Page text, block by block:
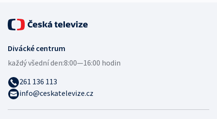
Divácké centrum
každý všední den:8:00—16:00 hodin
261 136 113
info@ceskatelevize.cz